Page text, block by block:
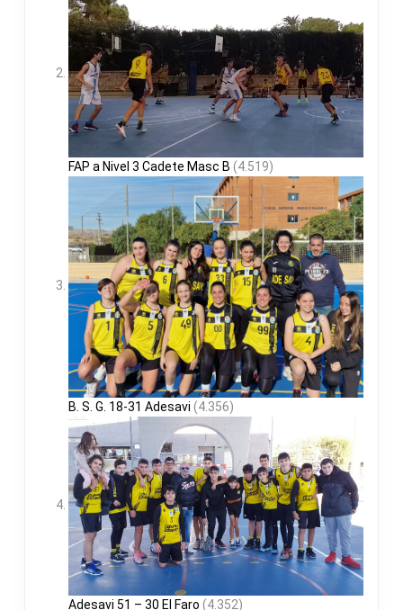
FAP a Nivel 3 Cadete Masc B (4.519)
B. S. G. 18-31 Adesavi (4.356)
Adesavi 51 – 30 El Faro (4.352)